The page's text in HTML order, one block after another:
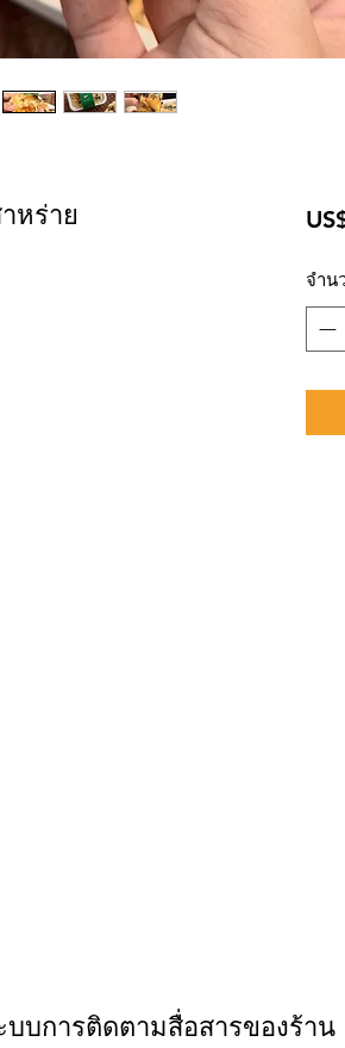
หร่าย
จำน
บบการติดตามสื่อสารของร้าน